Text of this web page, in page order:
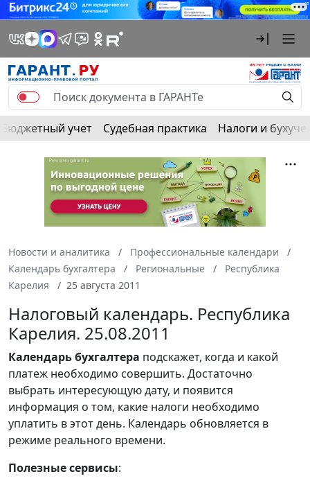
Бюджетный учет Судебная практика Налоги и
Новости и аналитика
Профессиональные календари
Календарь бухгалтера
Региональные
Республика
Карелия
25 августа 2011
Налоговый календарь. Республика
Карелия. 25.08.2011
Календарьбухгалтера подскажет, когда и какой
платеж необходимо совершить. Достаточно
выбрать интересующую дату, и появится
информация о том, какие налоги необходимо
уплатить в этот день. Календарь обновляется в
режиме реального времени.
Полезные сервисы: